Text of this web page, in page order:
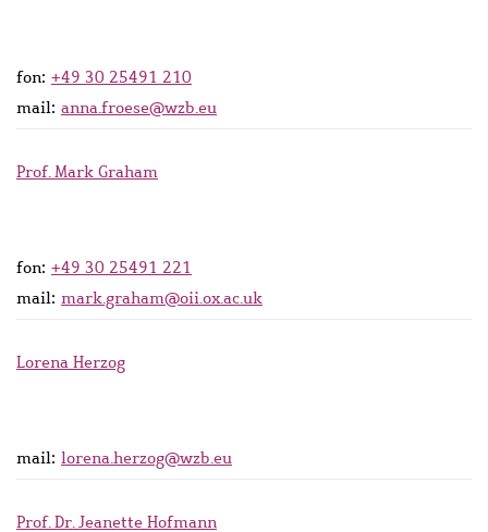
fon: +49 30 25491 210
mail: anna.froese@wzb.eu
Prof. Mark Graham
fon: +49 30 25491 221
mail: mark.graham@oii.ox.ac.uk
Lorena Herzog
mail: lorena.herzog@wzb.eu
Prof. Dr. Jeanette Hofmann